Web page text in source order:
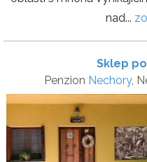
nad...
Sklep
Penzion Nechory,